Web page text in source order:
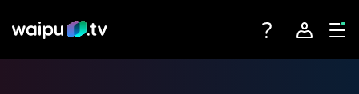
Toggle navigation
Account